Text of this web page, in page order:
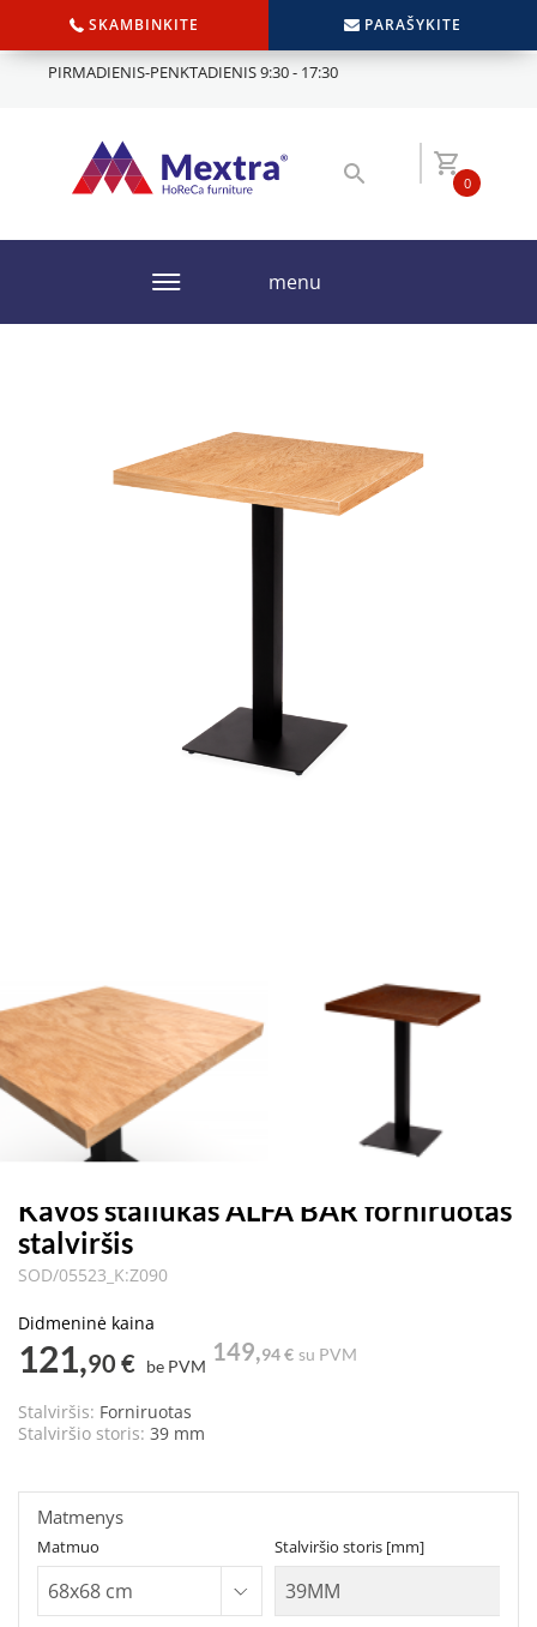
SKAMBINKITE PARAŠYKITE
PIRMADIENIS-PENKTADIENIS 9:30 - 17:30
0
menu
Kavos staliukas ALFA BAR forniruotas
stalviršis
SOD/05523_K:Z090
Didmeninė kaina
121,90 € be PVM
149,94 € su PVM
Stalviršis: Forniruotas
Stalviršio storis: 39 mm
Matmuo Stalviršio storis [mm]
Matmenys